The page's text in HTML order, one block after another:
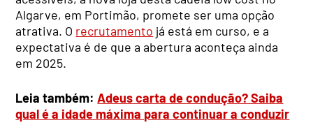
Algarve, em Portimão, promete ser uma opção
atrativa. O recrutamento já está em curso, e a
expectativa é de que a abertura aconteça ainda
em 2025.
Leia também:Adeus carta de condução? Saiba
qual é a idade máxima para continuar a conduzir